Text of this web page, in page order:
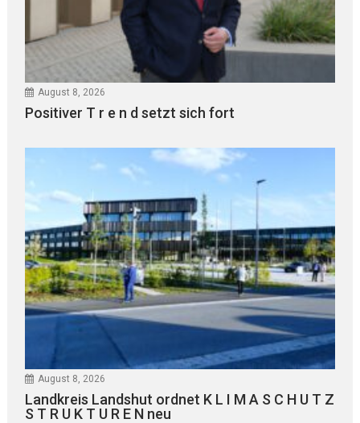
August 8, 2026
Positiver T r e n d setzt sich fort
August 8, 2026
Landkreis Landshut ordnet K L I M A S C H U T Z
S T R U K T U R E N neu